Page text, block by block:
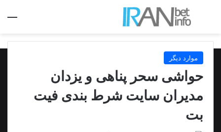
جستجو برای
موارد دیگر
حواشی سحر پناهی و یزدان
مدیران سایت شرط بندی فیت
بت